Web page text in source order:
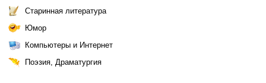
Старинная литература
Юмор
Компьютеры и Интернет
Поэзия, Драматургия